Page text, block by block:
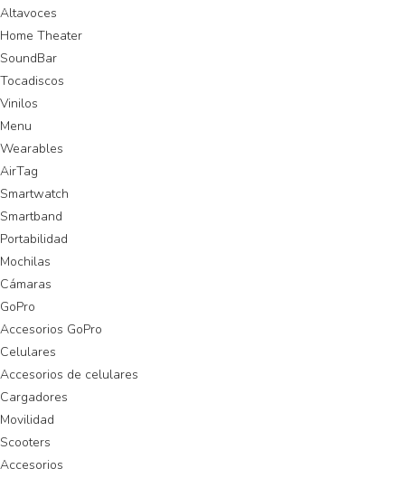
Altavoces
Home Theater
SoundBar
Tocadiscos
Vinilos
Menu
Wearables
AirTag
Smartwatch
Smartband
Portabilidad
Mochilas
Cámaras
GoPro
Accesorios GoPro
Celulares
Accesorios de celulares
Cargadores
Movilidad
Scooters
Accesorios